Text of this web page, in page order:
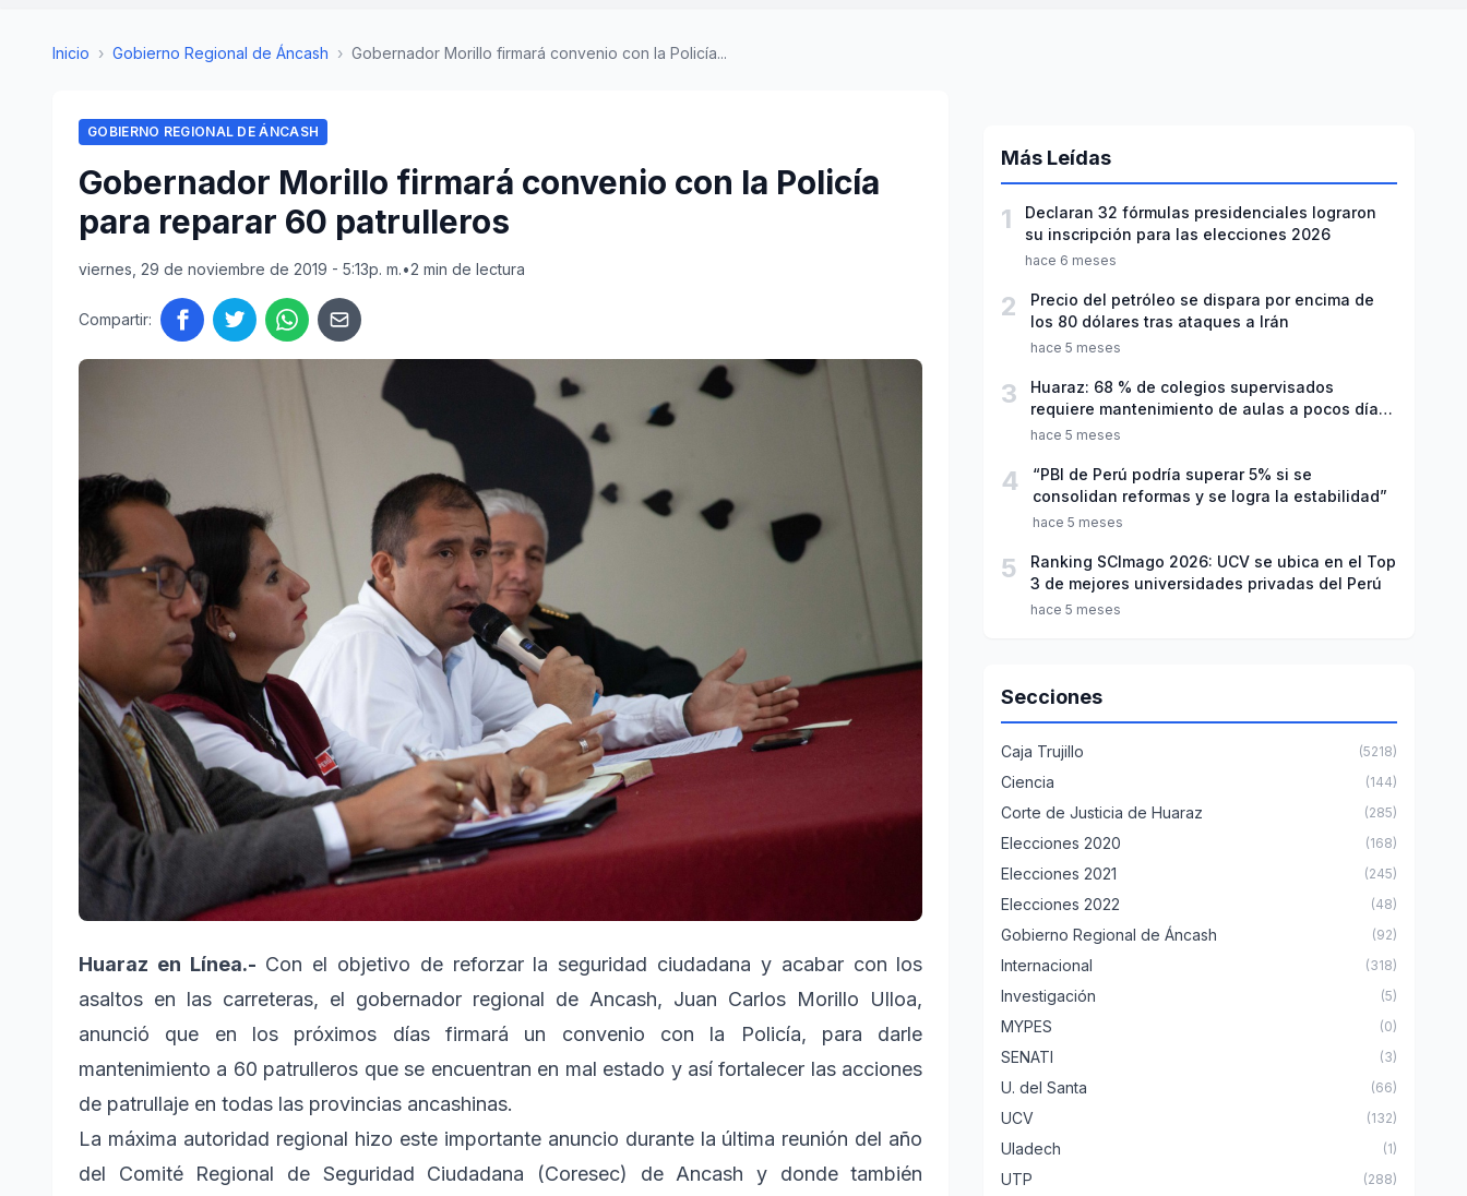
Inicio › Gobierno Regional de Áncash › Gobernador Morillo firmará convenio con la Policía...
GOBIERNO REGIONAL DE ÁNCASH
Gobernador Morillo firmará convenio con la Policía
para reparar 60 patrulleros
viernes, 29 de noviembre de 2019 - 5:13p. m.•2 min de lectura
Compartir:
Huaraz en Línea.- Con el objetivo de reforzar la seguridad ciudadana y acabar con los
asaltos en las carreteras, el gobernador regional de Ancash, Juan Carlos Morillo Ulloa,
anunció que en los próximos días firmará un convenio con la Policía, para darle
mantenimiento a 60 patrulleros que se encuentran en mal estado y así fortalecer las acciones
de patrullaje en todas las provincias ancashinas.
La máxima autoridad regional hizo este importante anuncio durante la última reunión del año
del Comité Regional de Seguridad Ciudadana (Coresec) de Ancash y donde también
Más Leídas
1
Declaran 32 fórmulas presidenciales lograron
su inscripción para las elecciones 2026
hace 6 meses
2
Precio del petróleo se dispara por encima de
los 80 dólares tras ataques a Irán
hace 5 meses
3
Huaraz: 68 % de colegios supervisados
requiere mantenimiento de aulas a pocos días
de inicio del año escolar 2026
hace 5 meses
4
“PBI de Perú podría superar 5% si se
consolidan reformas y se logra la estabilidad”
hace 5 meses
5
Ranking SCImago 2026: UCV se ubica en el Top
3 de mejores universidades privadas del Perú
hace 5 meses
Secciones
Caja Trujillo (5218)
Ciencia (144)
Corte de Justicia de Huaraz (285)
Elecciones 2020 (168)
Elecciones 2021 (245)
Elecciones 2022 (48)
Gobierno Regional de Áncash (92)
Internacional (318)
Investigación (5)
MYPES (0)
SENATI (3)
U. del Santa (66)
UCV (132)
Uladech (1)
UTP (288)